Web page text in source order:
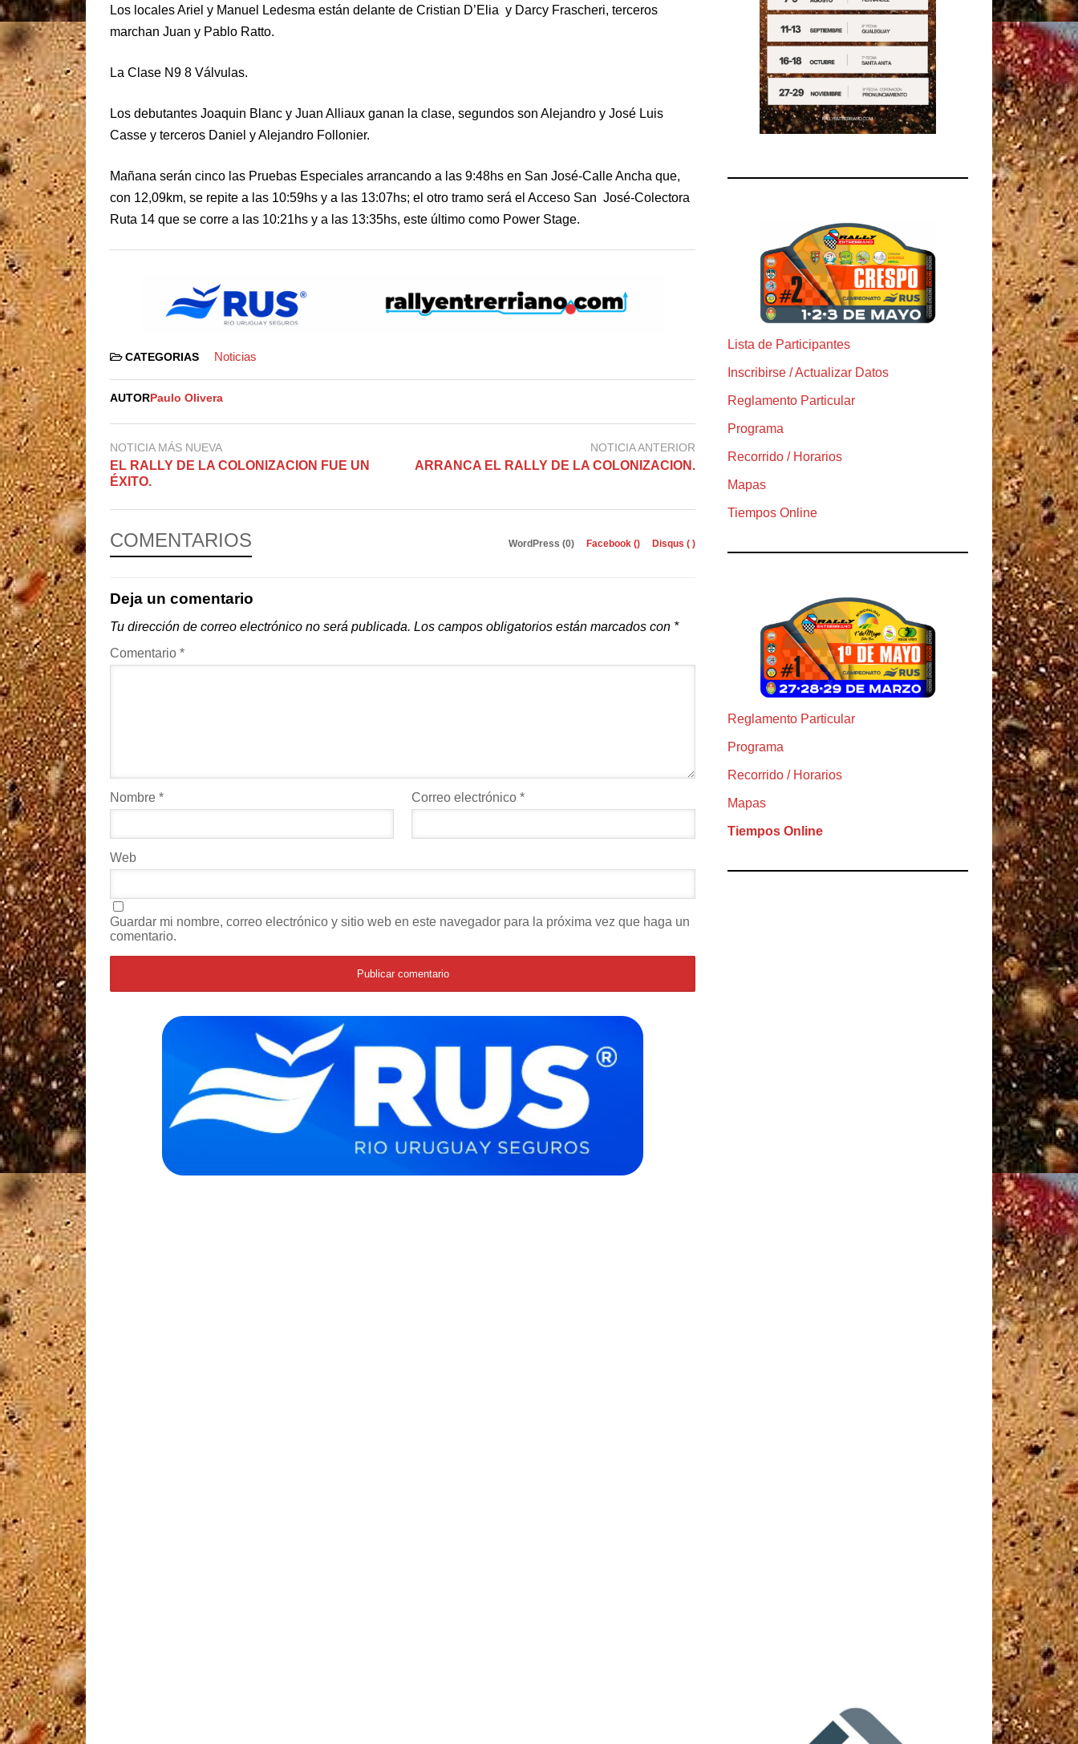
Los locales Ariel y Manuel Ledesma están delante de Cristian D’Elia y Darcy Frascheri, terceros
marchan Juan y Pablo Ratto.
La Clase N9 8 Válvulas.
Los debutantes Joaquin Blanc y Juan Alliaux ganan la clase, segundos son Alejandro y José Luis
Casse y terceros Daniel y Alejandro Follonier.
Mañana serán cinco las Pruebas Especiales arrancando a las 9:48hs en San José-Calle Ancha que,
con 12,09km, se repite a las 10:59hs y a las 13:07hs; el otro tramo será el Acceso San José-Colectora
Ruta 14 que se corre a las 10:21hs y a las 13:35hs, este último como Power Stage.
CATEGORIAS Noticias
AUTOR Paulo Olivera
NOTICIA MÁS NUEVA
EL RALLY DE LA COLONIZACION FUE UN
ÉXITO.
NOTICIA ANTERIOR
ARRANCA EL RALLY DE LA COLONIZACION.
COMENTARIOS WordPress (0) Facebook () Disqus ( )
Deja un comentario
Tu dirección de correo electrónico no será publicada. Los campos obligatorios están marcados con *
Comentario *
Nombre * Correo electrónico *
Web
Guardar mi nombre, correo electrónico y sitio web en este navegador para la próxima vez que haga un
comentario.
Lista de Participantes
Inscribirse / Actualizar Datos
Reglamento Particular
Programa
Recorrido / Horarios
Mapas
Tiempos Online
Reglamento Particular
Programa
Recorrido / Horarios
Mapas
Tiempos Online